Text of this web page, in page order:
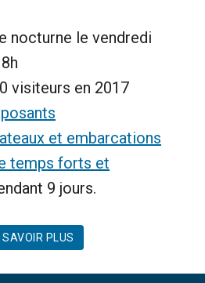
nocturne le vendredi
visiteurs en 2017
et embarcations
temps forts et
9 jours.
SAVOIR PLUS